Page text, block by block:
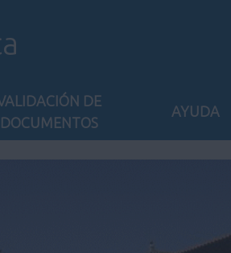
DE
DOCUMENTOS
AYUDA